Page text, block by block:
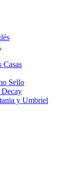
Casas
Sello
y Umbriel